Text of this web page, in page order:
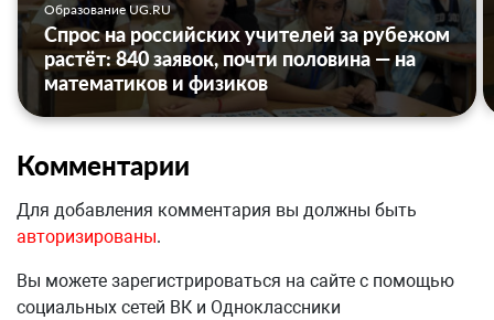
Образование UG.RU
Спрос на российских учителей за рубежом
растёт: 840 заявок, почти половина — на
математиков и физиков
Комментарии
Для добавления комментария вы должны быть
авторизированы.
Вы можете зарегистрироваться на сайте с помощью
социальных сетей ВК и Одноклассники